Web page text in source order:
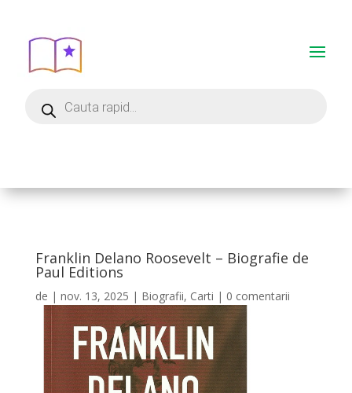
Franklin Delano Roosevelt – Biografie de
Paul Editions
de | nov. 13, 2025 | Biografii, Carti | 0 comentarii